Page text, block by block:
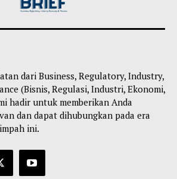
dari Business, Regulatory, Industry,
(Bisnis, Regulasi, Industri, Ekonomi,
hadir untuk memberikan Anda
dan dapat dihubungkan pada era
ini.